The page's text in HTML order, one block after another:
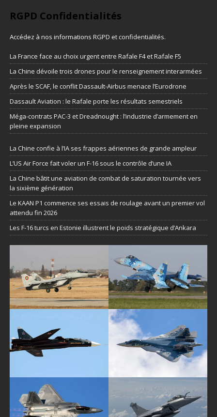
RGPD Confidentialités
Accédez à nos informations RGPD et confidentialités.
La France face au choix urgent entre Rafale F4 et Rafale F5
La Chine dévoile trois drones pour le renseignement interarmées
Après le SCAF, le conflit Dassault-Airbus menace l’Eurodrone
Dassault Aviation : le Rafale porte les résultats semestriels
Méga-contrats PAC-3 et Dreadnought : l’industrie d’armement en
pleine expansion
La Chine confie à l’IA ses frappes aériennes de grande ampleur
L’US Air Force fait voler un F-16 sous le contrôle d’une IA
La Chine bâtit une aviation de combat de saturation tournée vers
la sixième génération
Le KAAN P1 commence ses essais de roulage avant un premier vol
attendu fin 2026
Les F-16 turcs en Estonie illustrent le poids stratégique d’Ankara